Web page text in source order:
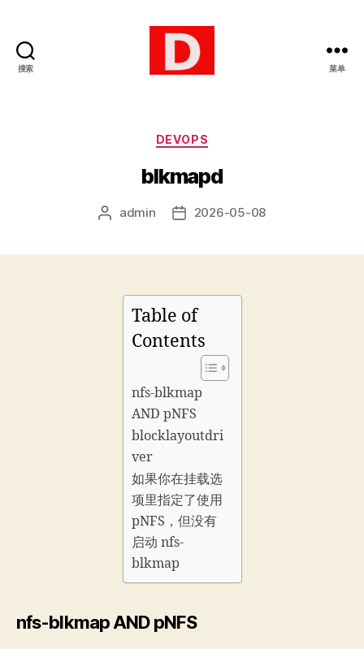
搜索 菜单
分
DEVOPS
blkmapd
文 admin
发 2026-05-08
Table of
Contents
nfs-blkmap
AND pNFS
blocklayoutdri
ver
如果你在挂载选
项里指定了使用
pNFS，但没有
启动 nfs-
blkmap
nfs-blkmap AND pNFS